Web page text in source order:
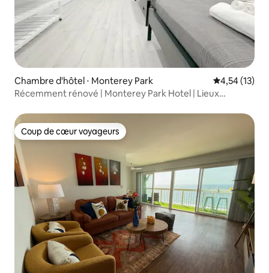
Chambre d'hôtel ⋅ Monterey Park Évaluation
4,54 (13)
Récemment rénové | Monterey Park Hotel | Lieux
Coup de cœur voyageurs
Coup de cœur voyageurs